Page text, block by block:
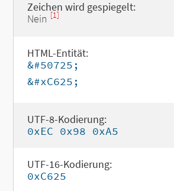
Zeichen wird gespiegelt:
Nein [1]
HTML-Entität:
&#50725;
&#xC625;
UTF-8-Kodierung:
0xEC 0x98 0xA5
UTF-16-Kodierung:
0xC625